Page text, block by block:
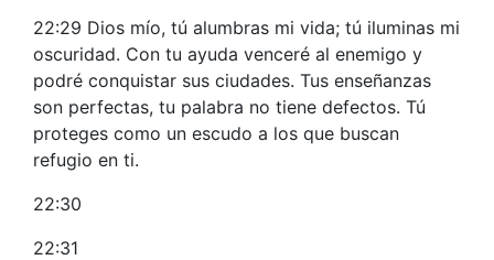
22:29 Dios mío, tú alumbras mi vida; tú iluminas mi
oscuridad. Con tu ayuda venceré al enemigo y
podré conquistar sus ciudades. Tus enseñanzas
son perfectas, tu palabra no tiene defectos. Tú
proteges como un escudo a los que buscan
refugio en ti.
22:30
22:31